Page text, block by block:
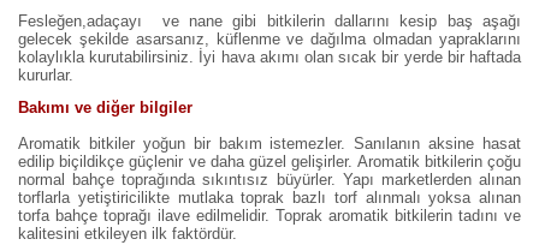
Fesleğen,adaçayı ve nane gibi bitkilerin dallarını kesip baş aşağı
gelecek şekilde asarsanız, küflenme ve dağılma olmadan yapraklarını
kolaylıkla kurutabilirsiniz. İyi hava akımı olan sıcak bir yerde bir haftada
kururlar.
Bakımı ve diğer bilgiler
Aromatik bitkiler yoğun bir bakım istemezler. Sanılanın aksine hasat
edilip biçildikçe güçlenir ve daha güzel gelişirler. Aromatik bitkilerin çoğu
normal bahçe toprağında sıkıntısız büyürler. Yapı marketlerden alınan
torflarla yetiştiricilikte mutlaka toprak bazlı torf alınmalı yoksa alınan
torfa bahçe toprağı ilave edilmelidir. Toprak aromatik bitkilerin tadını ve
kalitesini etkileyen ilk faktördür.